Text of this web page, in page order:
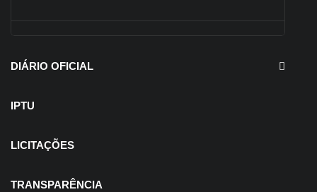
DIÁRIO OFICIAL
IPTU
LICITAÇÕES
TRANSPARÊNCIA